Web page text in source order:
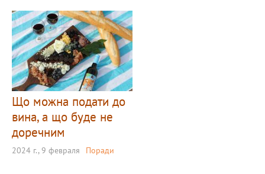
Що можна подати до
вина, а що буде не
доречним
2024 г., 9 февраля Поради